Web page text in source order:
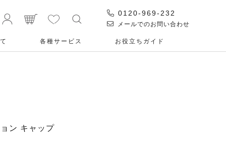
0120-969-232
メールでのお問い合わせ
各種サービス お役⽴ちガイド
ン キャップ